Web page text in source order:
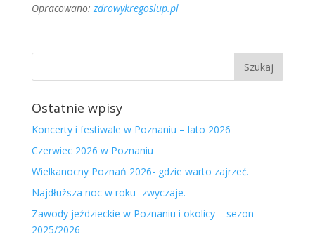
Opracowano:zdrowykregoslup.pl
Ostatnie wpisy
Koncerty i festiwale w Poznaniu – lato 2026
Czerwiec 2026 w Poznaniu
Wielkanocny Poznań 2026- gdzie warto zajrzeć.
Najdłuższa noc w roku -zwyczaje.
Zawody jeździeckie w Poznaniu i okolicy – sezon
2025/2026